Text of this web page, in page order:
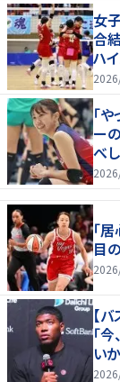
女
合
ハ
「
ー
べ
「
目
【
「
い